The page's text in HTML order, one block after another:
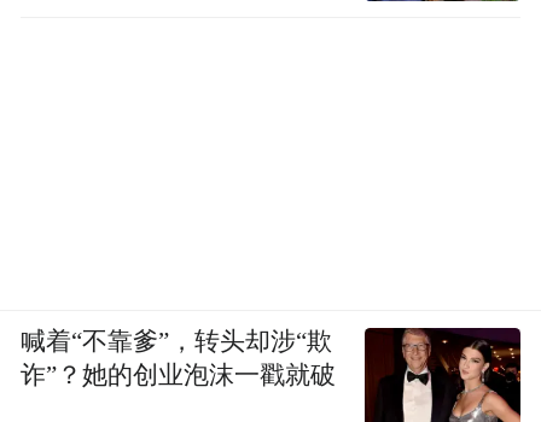
喊着“不靠爹”，转头却涉“欺
诈”？她的创业泡沫一戳就破